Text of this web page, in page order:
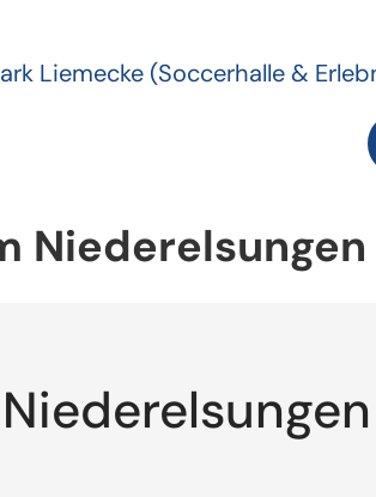
Liemecke (Soccerhalle &
Niederelsungen